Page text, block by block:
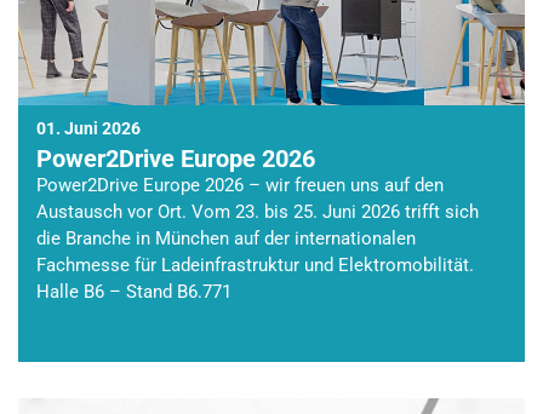
01. Juni 2026
Power2Drive Europe 2026
Power2Drive Europe 2026 – wir freuen uns auf den
Austausch vor Ort. Vom 23. bis 25. Juni 2026 trifft sich
die Branche in München auf der internationalen
Fachmesse für Ladeinfrastruktur und Elektromobilität.
Halle B6 – Stand B6.771